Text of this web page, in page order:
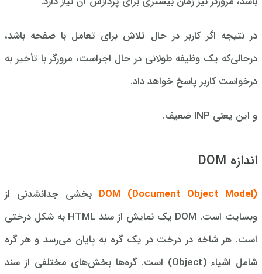
در نتیجه اگر کاربر در حال تلاش برای تعامل با صفحه باشد،
در‌حالی‌که یک وظیفه طولانی در حال اجراست، مرورگر با تأخیر به
درخواست کاربر پاسخ خواهد داد.
و این یعنی INP ضعیف.
اندازه DOM
DOM (Document Object Model) بخشی جدانشدنی از
وبسایت است. DOM یک نمایش از سند HTML به شکل درختی
است. هر شاخه در درخت در یک گره به پایان می‌رسد و هر گره
شامل اشیاء (Object) است. گره‌ها بخش‌های مختلفی از سند